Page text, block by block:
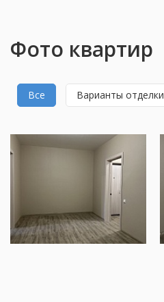
Фото квартир
Все Варианты отделки